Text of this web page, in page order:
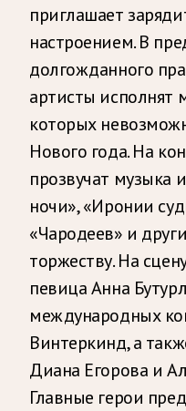
приглашает
настроением. В
долгожданного
артисты исполнят
которых
Нового года. На
прозвучат музыка
ночи», «Иронии
«Чародеев» и
торжеству. На
певица Анна
международных
Винтеркинд, а
Диана Егорова и
Главные герои